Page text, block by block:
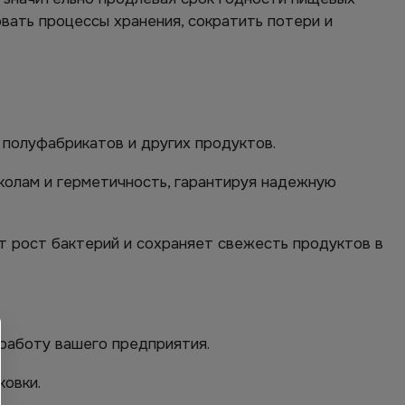
процессы хранения, сократить потери и
и других продуктов.
и герметичность, гарантируя надежную
рост бактерий и сохраняет свежесть продуктов в
вашего предприятия.